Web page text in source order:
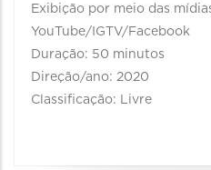
Exibição por meio das
YouTube/IGTV/Facebook
Duração: 50 minutos
Direção/ano: 2020
Classificação: Livre